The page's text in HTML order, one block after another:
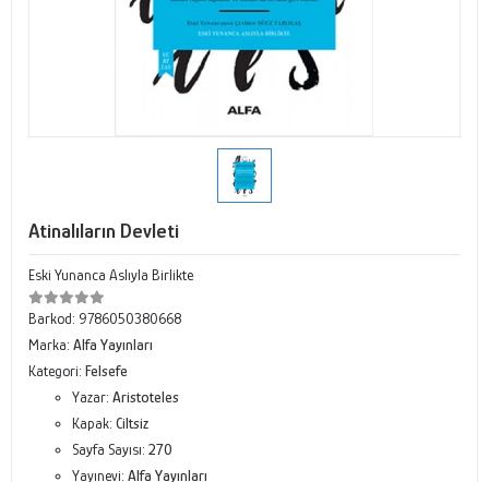
Atinalıların Devleti
Eski Yunanca Aslıyla Birlikte
Barkod: 9786050380668
Marka: Alfa Yayınları
Kategori: Felsefe
Yazar: Aristoteles
Kapak: Ciltsiz
Sayfa Sayısı: 270
Yayınevi: Alfa Yayınları